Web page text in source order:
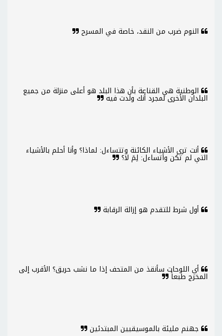
النوم ضرب من النقد، خاصة في المسرح
الوطنية هي القناعة بأن هذا البلد هو أعلى منزلة من جميع
البلدان الأخرى لمجرد أنك ولدت فيه
أنت ترى الأشياء الكائنة وتتساءل: لماذا؟ وأنا أحلم بالأشياء
التي لم تكن وأتساءل: لِمَ لا؟
أول شرط للتقدم هو إزالة الرقابة
أي اللوحات سأنقذ من المتحف إذا ما نشب حريق؟ الأقرب إلى
المخرج طبعاً
جهنم مليئة بالموسيقيين المبتدئين